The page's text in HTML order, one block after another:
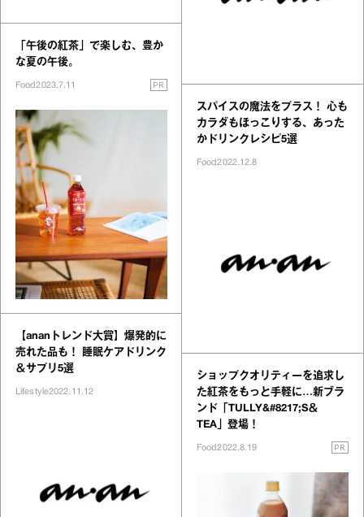
「午後の紅茶」で楽しむ、豊か
な夏の午後。
Food2023.7.11 PR
【ananトレンド大賞】爆発的に
売れた品も！ 睡眠ケアドリンク
＆サプリ5選
Lifestyle2022.11.12
スパイスの魔法をプラス！ 心も
カラダもほっこりする、あった
かドリンクレシピ5選
Food2022.12.8
ショップクオリティーを追求し
た紅茶をもっと手軽に…新ブラ
ンド「TULLY&#8217;S＆
TEA」登場！
Food2022.8.19 PR